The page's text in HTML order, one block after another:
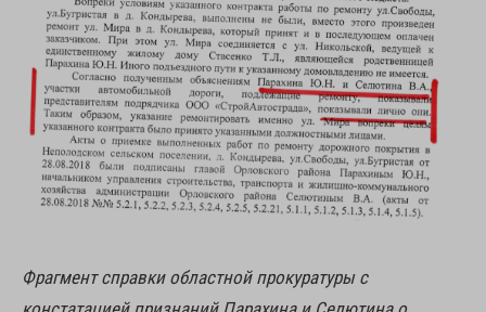
Фрагмент справки областной прокуратуры с